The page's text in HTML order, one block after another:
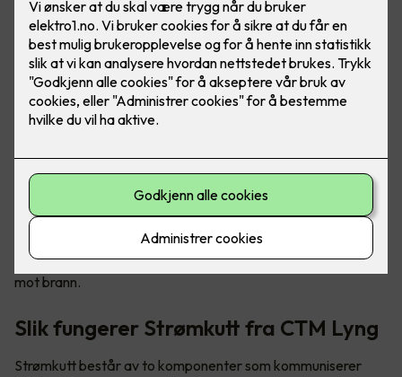
Tryggere og mer brannsikre hjem
Sikkerhetsløsningen kalt «Strømkutt» sørger for å stenge
strømmen til elektriske apparater ved røykutvikling, og det
kan forhindre eller redusere brannskader i boligen din. Det er
en enkel måte for deg å bedre sikre din familie og deg selv
mot brann.
Slik fungerer Strømkutt fra CTM Lyng
Strømkutt består av to komponenter som kommuniserer